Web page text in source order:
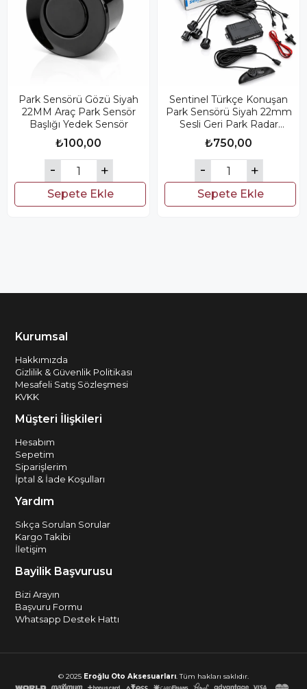
Park Sensörü Gözü Siyah
22MM Araç Park Sensör
Başlığı Yedek Sensör
₺100,00
Sepete Ekle
Sentinel Türkçe Konuşan
Park Sensörü Siyah 22mm
Sesli Geri Park Radar
Sistemi
₺750,00
Sepete Ekle
Kurumsal
Hakkımızda
Gizlilik & Güvenlik Politikası
Mesafeli Satış Sözleşmesi
KVKK
Müşteri İlişkileri
Hesabım
Sepetim
Siparişlerim
İptal & İade Koşulları
Yardım
Sıkça Sorulan Sorular
Kargo Takibi
İletişim
Bayilik Başvurusu
Bizi Arayın
Başvuru Formu
Whatsapp Destek Hattı
© 2025 Eroğlu Oto Aksesuarları. Tüm hakları saklıdır.